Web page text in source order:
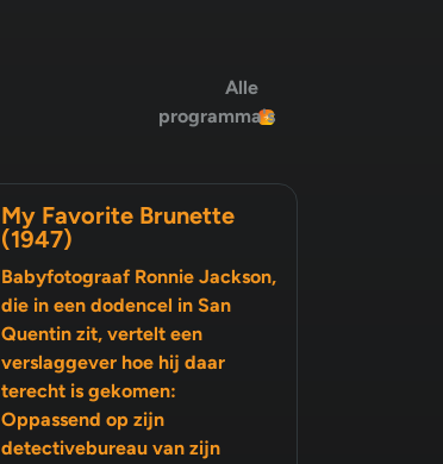
Alle
programma's
My Favorite Brunette
(1947)
Babyfotograaf Ronnie Jackson,
die in een dodencel in San
Quentin zit, vertelt een
verslaggever hoe hij daar
terecht is gekomen:
Oppassend op zijn
detectivebureau van zijn